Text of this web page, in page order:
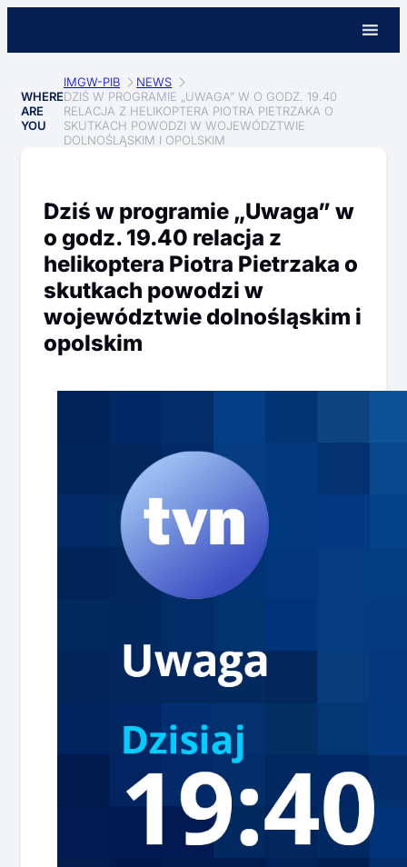
WHERE
ARE
YOU
IMGW-PIB
NEWS
DZIŚ W PROGRAMIE „UWAGA” W O GODZ. 19.40
RELACJA Z HELIKOPTERA PIOTRA PIETRZAKA O
SKUTKACH POWODZI W WOJEWÓDZTWIE
DOLNOŚLĄSKIM I OPOLSKIM
Dziś w programie „Uwaga” w
o godz. 19.40 relacja z
helikoptera Piotra Pietrzaka o
skutkach powodzi w
województwie dolnośląskim i
opolskim